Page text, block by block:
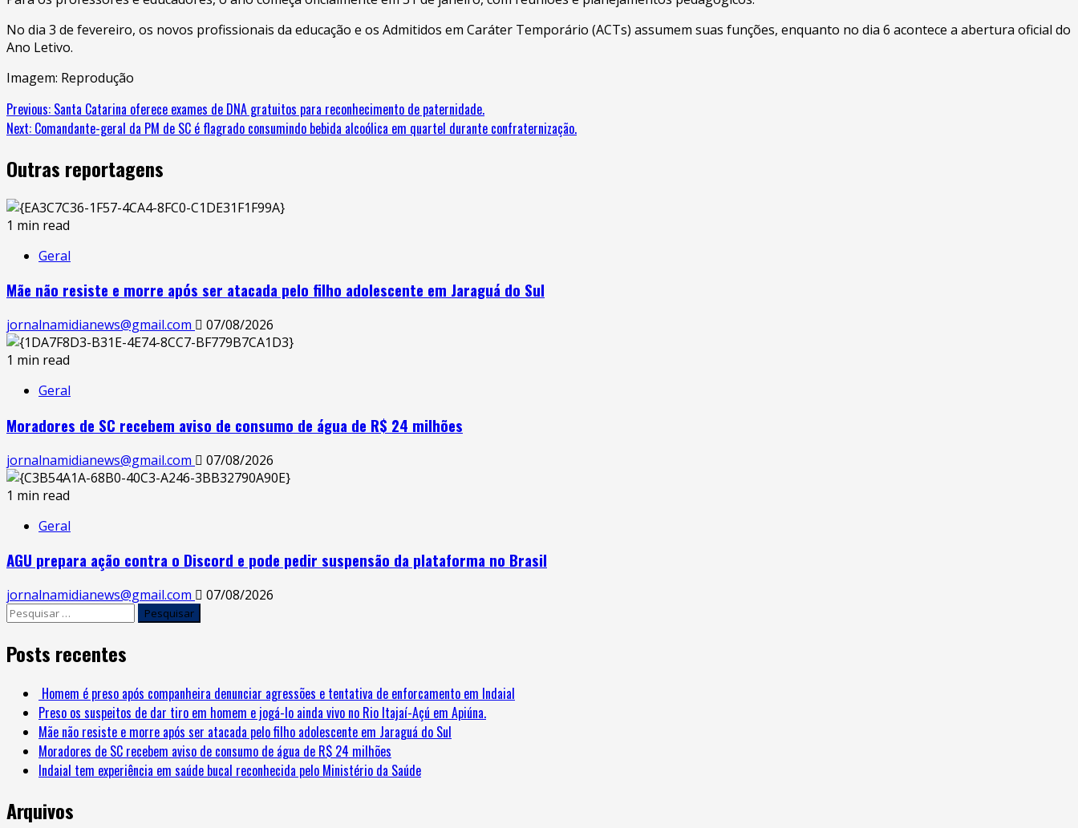
No dia 3 de fevereiro, os novos profissionais da educação e os Admitidos em Caráter Temporário (ACTs) assumem suas funções, enquanto no dia 6 acontece a abertura oficial do
Ano Letivo.
Imagem: Reprodução
Continue
Reading
Previous: Santa Catarina oferece exames de DNA gratuitos para reconhecimento de paternidade.
Next: Comandante-geral da PM de SC é flagrado consumindo bebida alcoólica em quartel durante confraternização.
Outras reportagens
1 min read
Geral
Mãe não resiste e morre após ser atacada pelo filho adolescente em Jaraguá do Sul
jornalnamidianews@gmail.com
07/08/2026
1 min read
Geral
Moradores de SC recebem aviso de consumo de água de R$ 24 milhões
jornalnamidianews@gmail.com
07/08/2026
1 min read
Geral
AGU prepara ação contra o Discord e pode pedir suspensão da plataforma no Brasil
jornalnamidianews@gmail.com
07/08/2026
Pesquisar
Posts recentes
Homem é preso após companheira denunciar agressões e tentativa de enforcamento em Indaial
Preso os suspeitos de dar tiro em homem e jogá-lo ainda vivo no Rio Itajaí-Açú em Apiúna.
Mãe não resiste e morre após ser atacada pelo filho adolescente em Jaraguá do Sul
Moradores de SC recebem aviso de consumo de água de R$ 24 milhões
Indaial tem experiência em saúde bucal reconhecida pelo Ministério da Saúde
Arquivos